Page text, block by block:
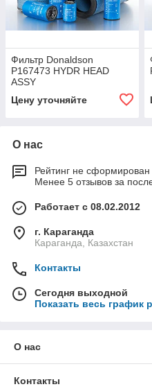
Фильтр Donaldson
P167473 HYDR HEAD
ASSY
Цену уточняйте
О нас
Рейтинг не сформирован
Менее 5 отзывов за
Работает с 08.02.2012
г. Караганда
Караганда, Казахстан
Контакты
Сегодня выходной
Показать весь график
О нас
Контакты